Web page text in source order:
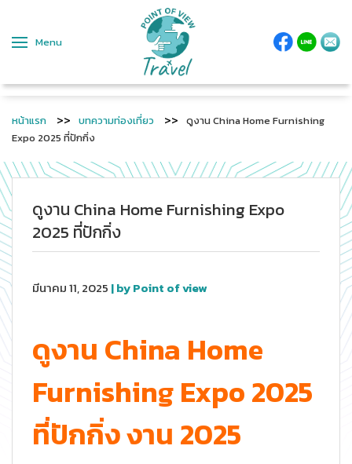
Menu
หน้าแรก บทความท่องเที่ยว
ดูงาน China Home Furnishing
Expo 2025 ที่ปักกิ่ง
ดูงาน China Home Furnishing Expo
2025 ที่ปักกิ่ง
มีนาคม 11, 2025 | by Point of view
ดูงาน China Home
Furnishing Expo 2025
ที่ปักกิ่ง งาน 2025